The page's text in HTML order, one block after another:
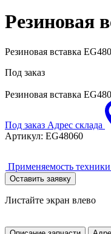
Резиновая
Резиновая вставка
Под заказ
Резиновая вставка
Под заказ Адрес склада
Артикул: EG48060
Применяемость техники
Оставить заявку
Листайте экран влево